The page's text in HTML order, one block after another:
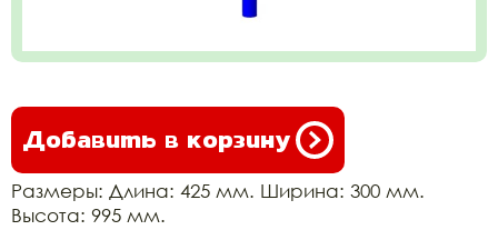
Добавить в корзину
Размеры: Длина: 425 мм. Ширина: 300 мм.
Высота: 995 мм.